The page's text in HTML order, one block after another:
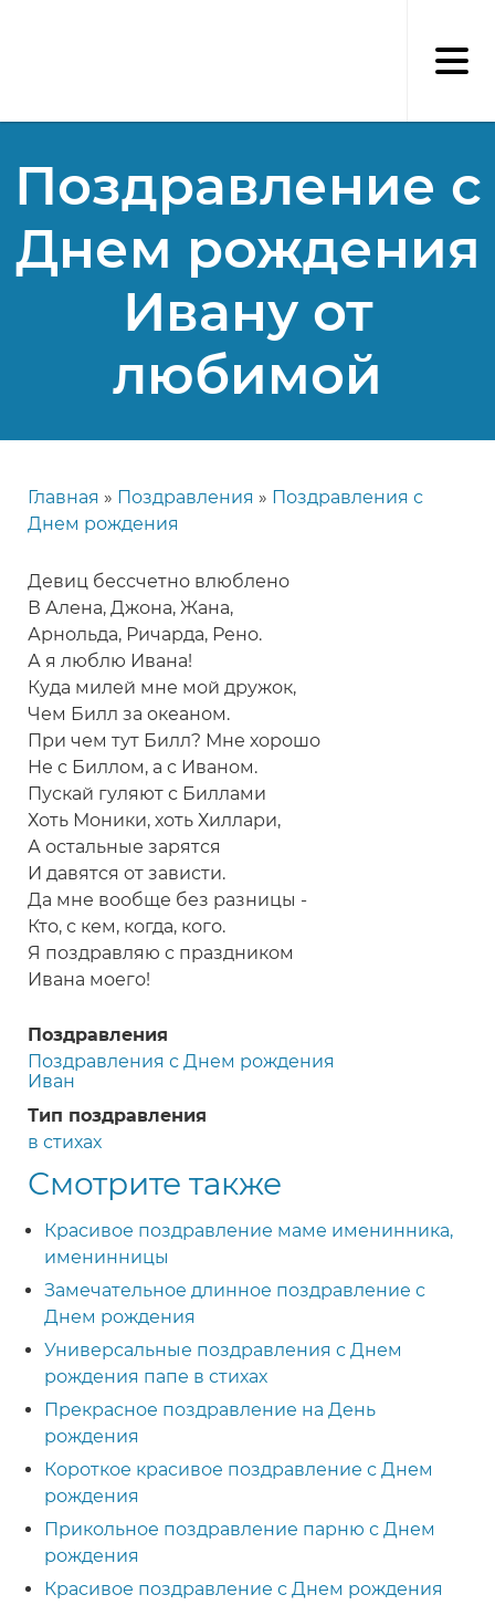
Поздравление с
Днем рождения
Ивану от
любимой
Строка
Главная Поздравления
Поздравления с
Днем рождения
Девиц бессчетно влюблено
В Алена, Джона, Жана,
Арнольда, Ричарда, Рено.
А я люблю Ивана!
Куда милей мне мой дружок,
Чем Билл за океаном.
При чем тут Билл? Мне хорошо
Не с Биллом, а с Иваном.
Пускай гуляют с Биллами
Хоть Моники, хоть Хиллари,
А остальные зарятся
И давятся от зависти.
Да мне вообще без разницы -
Кто, с кем, когда, кого.
Я поздравляю с праздником
Ивана моего!
Поздравления
Поздравления с Днем рождения
Иван
Тип поздравления
в стихах
Смотрите также
Красивое поздравление маме именинника,
именинницы
Замечательное длинное поздравление с
Днем рождения
Универсальные поздравления с Днем
рождения папе в стихах
Прекрасное поздравление на День
рождения
Короткое красивое поздравление с Днем
рождения
Прикольное поздравление парню с Днем
рождения
Красивое поздравление с Днем рождения